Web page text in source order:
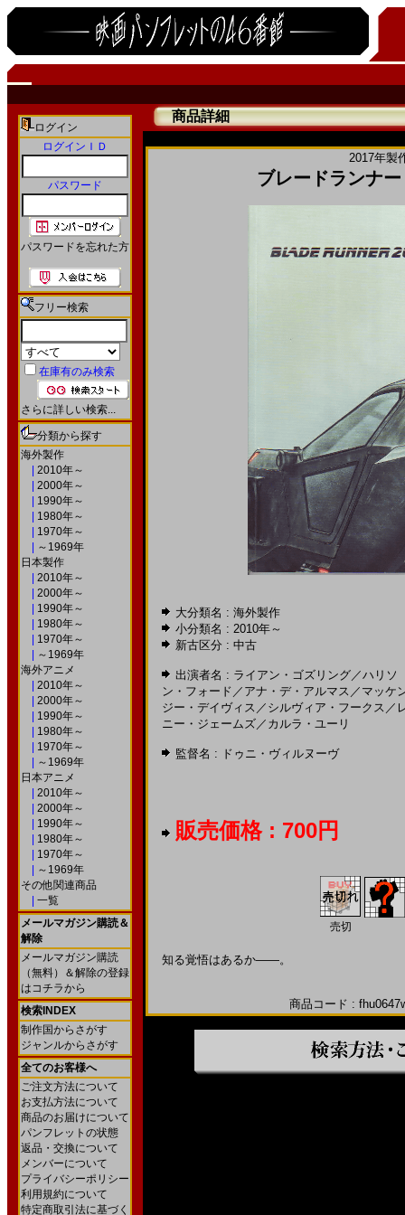
ログイン
ログインＩＤ
パスワード
パスワードを忘れた方
フリー検索
在庫有のみ検索
さらに詳しい検索...
分類から探す
海外製作
2010年～
2000年～
1990年～
1980年～
1970年～
～1969年
日本製作
2010年～
2000年～
1990年～
1980年～
1970年～
～1969年
海外アニメ
2010年～
2000年～
1990年～
1980年～
1970年～
～1969年
日本アニメ
2010年～
2000年～
1990年～
1980年～
1970年～
～1969年
その他関連商品
一覧
メールマガジン購読＆
解除
メールマガジン購読
（無料）＆解除の登録
はコチラから
検索INDEX
制作国からさがす
ジャンルからさがす
全てのお客様へ
ご注文方法について
お支払方法について
商品のお届けについて
パンフレットの状態
返品・交換について
メンバーについて
プライバシーポリシー
利用規約について
特定商取引法に基づく
商品詳細
2017年製
ブレードランナ
大分類名 : 海外製作
小分類名 : 2010年～
新古区分 : 中古
出演者名 : ライアン・ゴズリング／ハリソ
ン・フォード ／ アナ・デ・アルマス ／ マッケ
ジー・デイヴィス ／ シルヴィア・フークス ／
ニー・ジェームズ／ カルラ・ユーリ
監督名 : ドゥニ・ヴィルヌーヴ
販売価格 : 700円
売切
知る覚悟はあるか――。
商品コード :